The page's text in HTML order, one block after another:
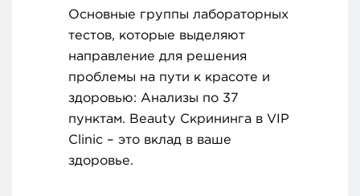
Основные группы лабораторных
тестов, которые выделяют
направление для решения
проблемы на пути к красоте и
здоровью: Анализы по 37
пунктам. Beauty Скрининга в VIP
Clinic – это вклад в ваше
здоровье.